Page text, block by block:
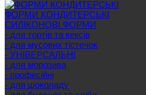
ФОРМИ КОНДИТЕРСЬКІ
СИЛІКОНОВІ ФОРМИ
- для тортів та кексів
- для мусових тістечок
- УНІВЕРСАЛЬНІ
- для морозива
- професійні
- для шоколаду